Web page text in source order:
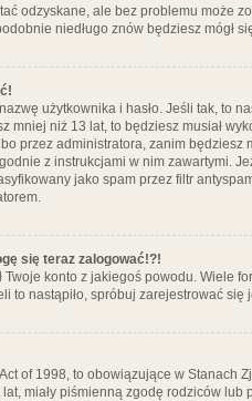
odzyskane, ale bez problemu może
niedługo znów będziesz mógł
użytkownika i hasło. Jeśli tak, to
mniej niż 13 lat, to będziesz musiał
przez administratora, zanim
z instrukcjami w nim zawartymi.
jako spam przez filtr
się teraz zalogować!?!
Twoje konto z jakiegoś powodu. Wiele
to nastąpiło, spróbuj zarejestrować
of 1998, to obowiązujące w
miały piśmienną zgodę rodziców